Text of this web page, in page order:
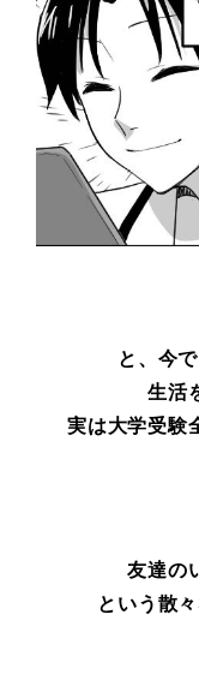
と、今
生活
実は大学受験
友達の
という散